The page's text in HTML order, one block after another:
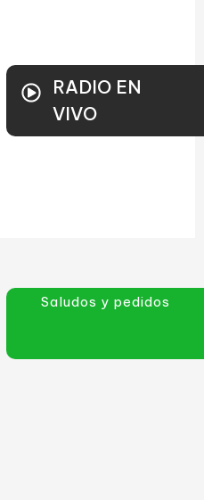
RADIO EN
VIVO
Saludos y pedidos